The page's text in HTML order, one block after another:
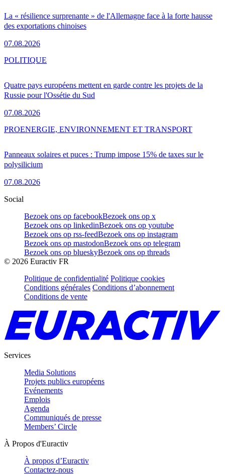
La « résilience surprenante » de l'Allemagne face à la forte hausse
des exportations chinoises
07.08.2026
Quatre pays européens mettent en garde contre les projets de la
Russie pour l'Ossétie du Sud
07.08.2026
POLITIQUE
Panneaux solaires et puces : Trump impose 15% de taxes sur le
polysilicium
07.08.2026
PROENERGIE, ENVIRONNEMENT ET TRANSPORT
Social
Bezoek ons op facebookBezoek ons op x
Bezoek ons op linkedinBezoek ons op youtube
Bezoek ons op rss-feedBezoek ons op instagram
Bezoek ons op mastodonBezoek ons op telegram
Bezoek ons op blueskyBezoek ons op threads
© 2026 Euractiv FR
Politique de confidentialité Politique cookies
Conditions générales Conditions d’abonnement
Conditions de vente
Services
Media Solutions
Projets publics européens
Evénements
Emplois
Agenda
Communiqués de presse
Members’ Circle
À Propos d'Euractiv
À propos d’Euractiv
Contactez-nous